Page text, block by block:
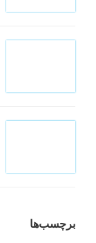
برچسب‌ها